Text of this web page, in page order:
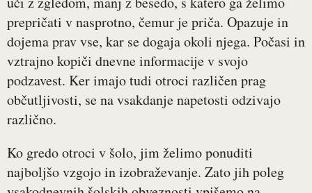
prepričati v nasprotno, čemur je priča. Opazuje in
dojema prav vse, kar se dogaja okoli njega. Počasi in
vztrajno kopiči dnevne informacije v svojo
podzavest. Ker imajo tudi otroci različen prag
občutljivosti, se na vsakdanje napetosti odzivajo
različno.
Ko gredo otroci v šolo, jim želimo ponuditi
najboljšo vzgojo in izobraževanje. Zato jih poleg